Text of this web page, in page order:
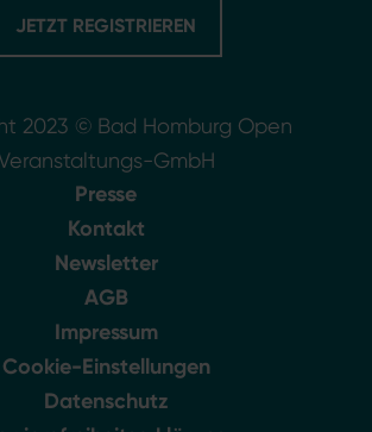
JETZT REGISTRIEREN
2023 © Bad Homburg Open
GmbH
Presse
Kontakt
Newsletter
AGB
Impressum
Cookie-Einstellungen
Datenschutz